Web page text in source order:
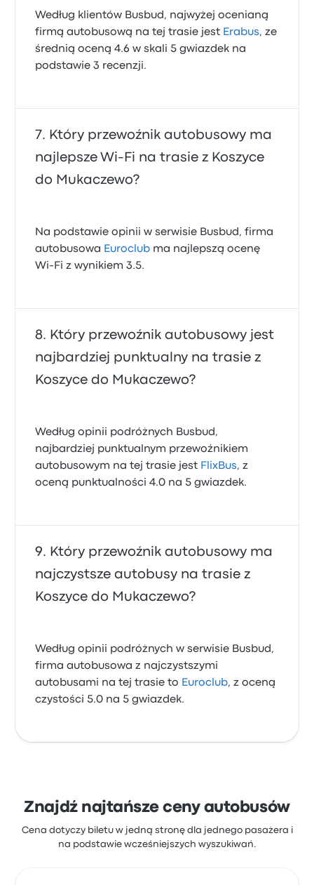
Według klientów Busbud, najwyżej ocenianą
firmą autobusową na tej trasie jest Erabus, ze
średnią oceną 4.6 w skali 5 gwiazdek na
podstawie 3 recenzji.
Który przewoźnik autobusowy ma
najlepsze Wi‑Fi na trasie z Koszyce
do Mukaczewo?
Na podstawie opinii w serwisie Busbud, firma
autobusowa Euroclub ma najlepszą ocenę
Wi-Fi z wynikiem 3.5.
Który przewoźnik autobusowy jest
najbardziej punktualny na trasie z
Koszyce do Mukaczewo?
Według opinii podróżnych Busbud,
najbardziej punktualnym przewoźnikiem
autobusowym na tej trasie jest FlixBus, z
oceną punktualności 4.0 na 5 gwiazdek.
Który przewoźnik autobusowy ma
najczystsze autobusy na trasie z
Koszyce do Mukaczewo?
Według opinii podróżnych w serwisie Busbud,
firma autobusowa z najczystszymi
autobusami na tej trasie to Euroclub, z oceną
czystości 5.0 na 5 gwiazdek.
Znajdź najtańsze ceny autobusów
Cena dotyczy biletu w jedną stronę dla jednego pasażera i
na podstawie wcześniejszych wyszukiwań.